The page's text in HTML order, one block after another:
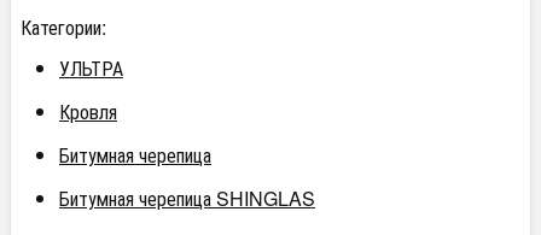
Категории:
УЛЬТРА
Кровля
Битумная черепица
Битумная черепица SHINGLAS